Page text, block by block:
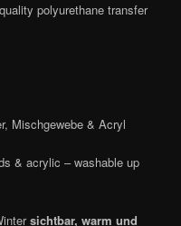
polyurethane transfer
Mischgewebe & Acryl
& acrylic – washable up
sichtbar, warm und